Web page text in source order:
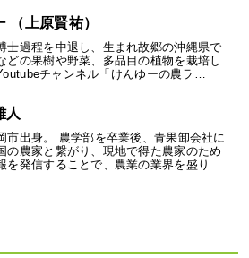
（上原賢祐）
士過程を中退し、生まれ故郷の沖縄県で
どの果樹や野菜、多品目の植物を栽培し
チャンネル「けんゆーの農ラ…
市出身。 農学部を卒業後、青果卸会社に
の農家と繋がり、現地で得た農家のため
を発信することで、農業の業界を盛り…